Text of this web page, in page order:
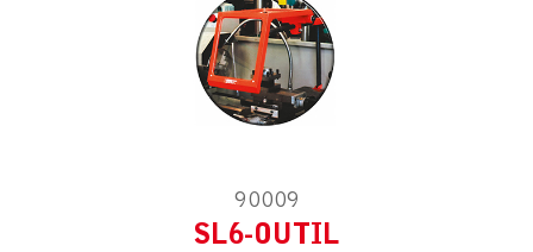
90009
SL6-OUTIL
MODÈLE :POUR TOUR
AVEC RUPTEUR DE SÉCURITÉ